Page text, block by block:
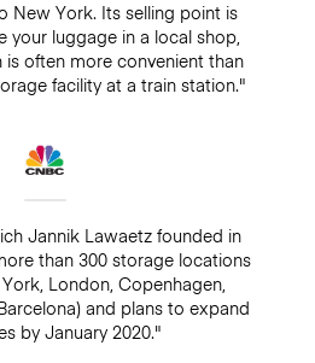
New York. Its selling point is
your luggage in a local shop,
often more convenient than
facility at a train station."
Jannik Lawaetz founded in
than 300 storage locations
London, Copenhagen,
and plans to expand
by January 2020."